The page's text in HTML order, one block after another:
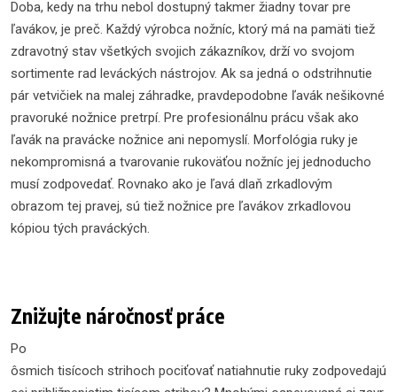
Doba, kedy na trhu nebol dostupný takmer žiadny tovar pre
ľavákov, je preč. Každý výrobca nožníc, ktorý má na pamäti tiež
zdravotný stav všetkých svojich zákazníkov, drží vo svojom
sortimente rad leváckých nástrojov. Ak sa jedná o odstrihnutie
pár vetvičiek na malej záhradke, pravdepodobne ľavák nešikovné
pravoruké nožnice pretrpí. Pre profesionálnu prácu však ako
ľavák na pravácke nožnice ani nepomyslí. Morfológia ruky je
nekompromisná a tvarovanie rukoväťou nožníc jej jednoducho
musí zodpovedať. Rovnako ako je ľavá dlaň zrkadlovým
obrazom tej pravej, sú tiež nožnice pre ľavákov zrkadlovou
kópiou tých praváckých.
Znižujte náročnosť práce
Po
ôsmich tisícoch strihoch pociťovať natiahnutie ruky zodpovedajú